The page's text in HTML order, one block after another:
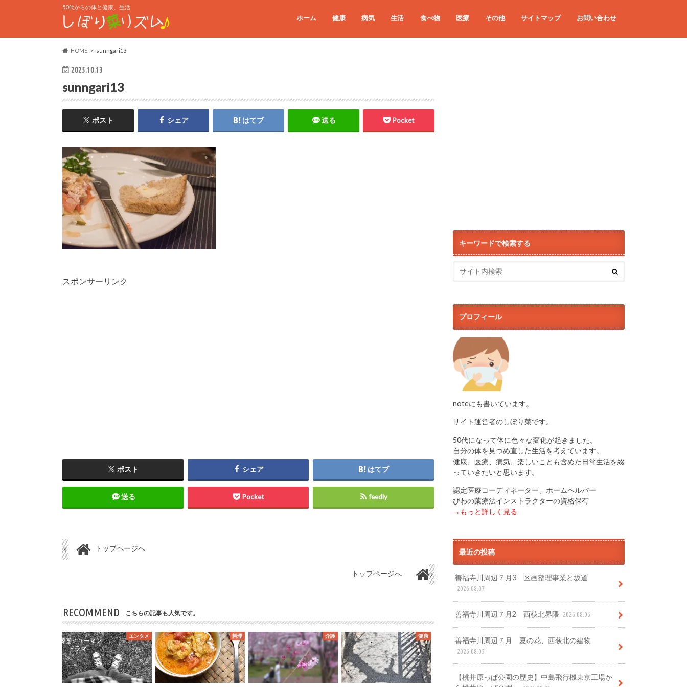
50代からの体と健康、生活
ホーム 健康 病気 生活 食べ物 医療 その他 サイトマップ お問い合わせ
HOME sunngari13
2025.10.13
sunngari13
ポスト シェア はてブ 送る Pocket
スポンサーリンク
ポスト シェア はてブ
送る Pocket feedly
トップページへ
トップページへ
RECOMMEND こちらの記事も人気です。
エンタメ 料理 介護 健康
キーワードで検索する
プロフィール
noteにも書いています。
サイト運営者のしぼり菜です。
50代になって体に色々な変化が起きました。
自分の体を見つめ直した生活を考えています。
健康、医療、病気、楽しいことも含めた日常生活を綴
っていきたいと思います。
認定医療コーディネーター、ホームヘルパー
びわの葉療法インストラクターの資格保有
→もっと詳しく見る
最近の投稿
善福寺川周辺７月3 区画整理事業と坂道
2026.08.07
善福寺川周辺７月2 西荻北界隈 2026.08.06
善福寺川周辺７月 夏の花、西荻北の建物
2026.08.05
【桃井原っぱ公園の歴史】中島飛行機東京工場か